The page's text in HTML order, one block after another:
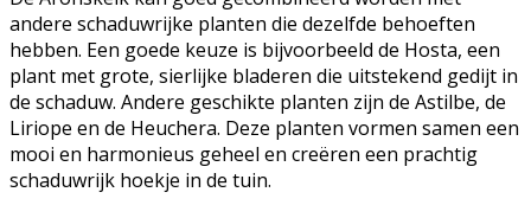
andere schaduwrijke planten die dezelfde behoeften
hebben. Een goede keuze is bijvoorbeeld de Hosta, een
plant met grote, sierlijke bladeren die uitstekend gedijt in
de schaduw. Andere geschikte planten zijn de Astilbe, de
Liriope en de Heuchera. Deze planten vormen samen een
mooi en harmonieus geheel en creëren een prachtig
schaduwrijk hoekje in de tuin.